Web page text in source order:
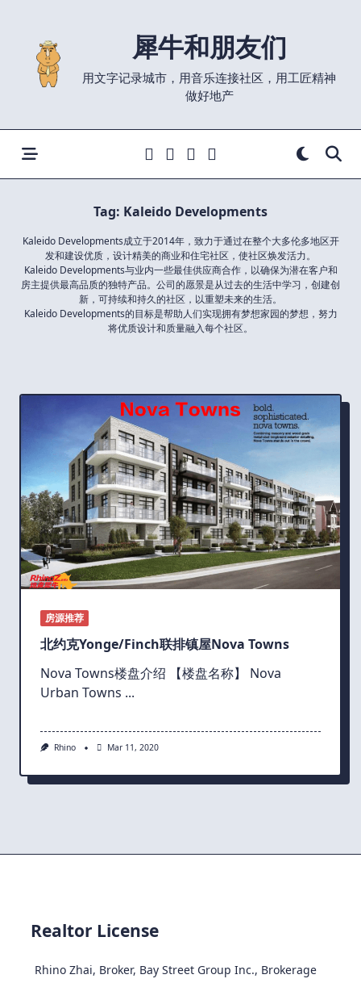
content
犀牛和朋友们
用文字记录城市，用音乐连接社区，用工匠精神
做好地产
Tag: Kaleido Developments
Kaleido Developments成立于2014年，致力于通过在整个大多伦多地区开
发和建设优质，设计精美的商业和住宅社区，使社区焕发活力。
Kaleido Developments与业内一些最佳供应商合作，以确保为潜在客户和
房主提供最高品质的独特产品。公司的愿景是从过去的生活中学习，创建创
新，可持续和持久的社区，以重塑未来的生活。
Kaleido Developments的目标是帮助人们实现拥有梦想家园的梦想，努力
将优质设计和质量融入每个社区。
房源推荐
北约克Yonge/Finch联排镇屋Nova Towns
Nova Towns楼盘介绍 【楼盘名称】 Nova
Urban Towns ...
Rhino Mar 11, 2020
Realtor License
Rhino Zhai, Broker, Bay Street Group Inc., Brokerage